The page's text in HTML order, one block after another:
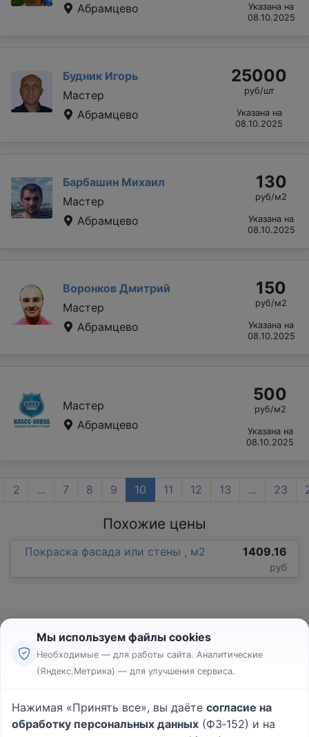
Абрамцево
Указана на
08.10.2025
Будник Игорь
Мастер
Абрамцево
25000
руб/шт
Указана на
08.10.2025
Барбашин Михаил
Мастер
Абрамцево
130
руб/м2
Указана на
08.10.2025
Воронков Дмитрий
Мастер
Абрамцево
150
руб/м2
Указана на
08.10.2025
Мастер
Абрамцево
500
руб/м2
Указана на
08.10.2025
2 ... 7 8 9 10 11 12 13 ... 23
Похожие цены
Покраска фасада или стены , м2 1409.16
руб
Реклама
Пользовательское соглашение
Политика конфиденциальности
Мы используем файлы cookies
Необходимые — для работы сайта. Аналитические
(Яндекс.Метрика) — для улучшения сервиса.
Нажимая «Принять все», вы даёте согласие на
обработку персональных данных (ФЗ‑152) и на